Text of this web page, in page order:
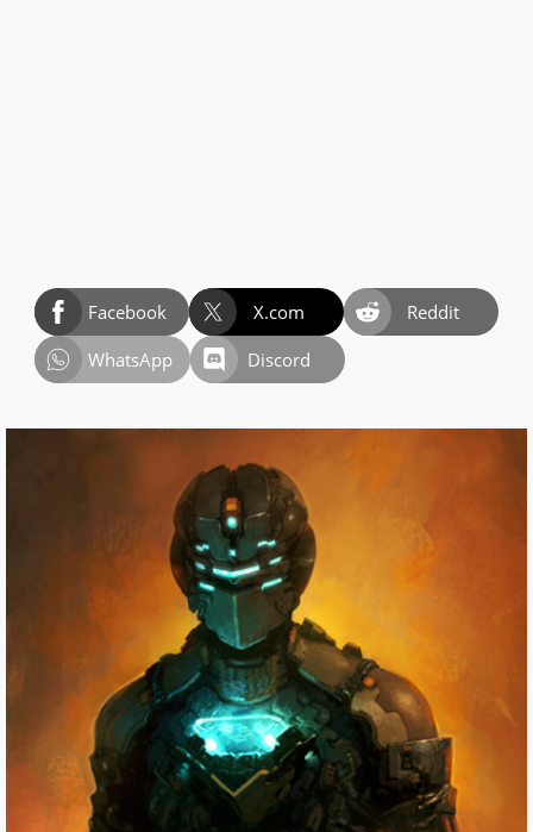
Facebook X.com
Reddit
WhatsApp
Discord